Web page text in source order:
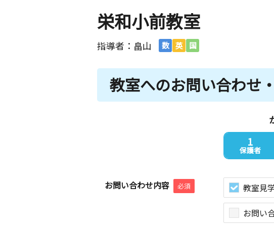
栄和小前教室
指導者：畠山 数 英 国
教室へのお問い合わせ
1
保護者
お問い合わせ内容 必須 教室見
お問い